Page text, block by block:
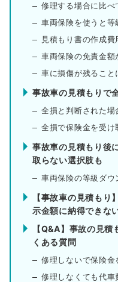
修理する場合に比べて
車両保険を使うと等
見積もり書の作成
車両保険の免責金額が
車に損傷が残ること
事故車の見積もりで
全損と判断された場
全損で保険金を受け取
事故車の見積もり後
取らない選択肢も
車両保険の等級ダウン
【事故車の見積もり
示金額に納得できな
【Q&A】事故の見
くある質問
修理しないで保険金を
修理しなくても代車